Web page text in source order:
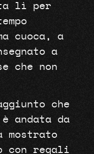
lì per
cuoca, a
a
che non
che
andata da
con regali